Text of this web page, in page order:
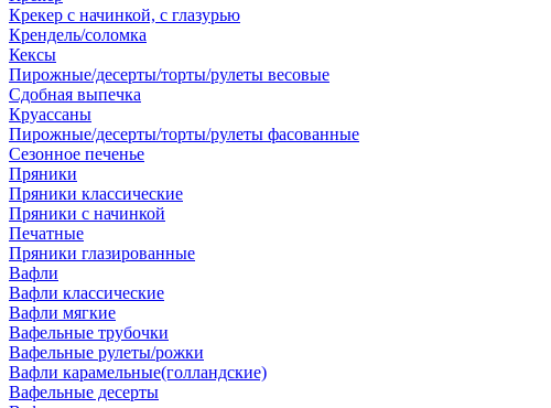
Крекер с начинкой, с глазурью
Крендель/соломка
Кексы
Пирожные/десерты/торты/рулеты весовые
Сдобная выпечка
Круассаны
Пирожные/десерты/торты/рулеты фасованные
Сезонное печенье
Пряники
Пряники классические
Пряники с начинкой
Печатные
Пряники глазированные
Вафли
Вафли классические
Вафли мягкие
Вафельные трубочки
Вафельные рулеты/рожки
Вафли карамельные(голландские)
Вафельные десерты